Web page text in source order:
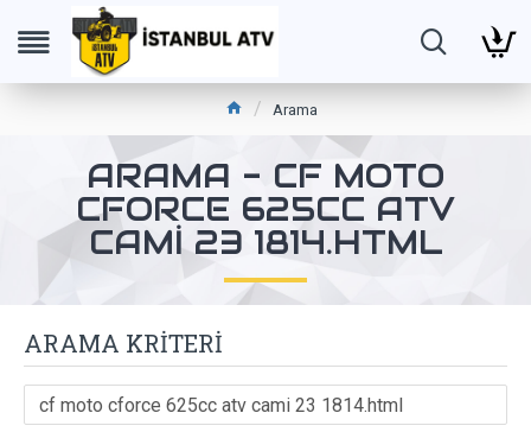
Arama
ARAMA - CF MOTO
CFORCE 625CC ATV
CAMI 23 1814.HTML
ARAMA KRITERI